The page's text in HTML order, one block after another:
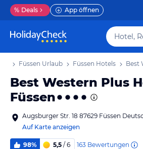
% Deals App öffnen
Füssen Urlaub Füssen Hotels Best
Best Western Plus
Füssen
Augsburger Str. 18 87629 Füssen
Auf Karte anzeigen
98% 5,5 / 6 163 Bewertungen